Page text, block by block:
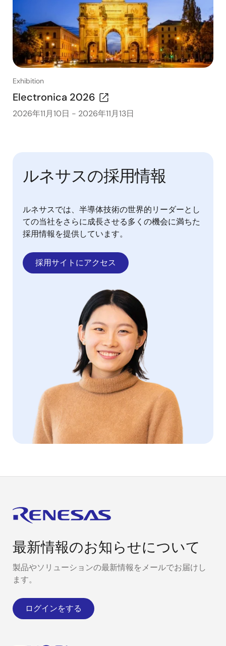
Exhibition
Electronica 2026
2026年11月10日 - 2026年11月13日
ルネサスの採用情報
ルネサスでは、半導体技術の世界的リーダーとし
ての当社をさらに成長させる多くの機会に満ちた
採用情報を提供しています。
採用サイトにアクセス
最新情報のお知らせについて
製品やソリューションの最新情報をメールでお届けし
ます。
ログインをする